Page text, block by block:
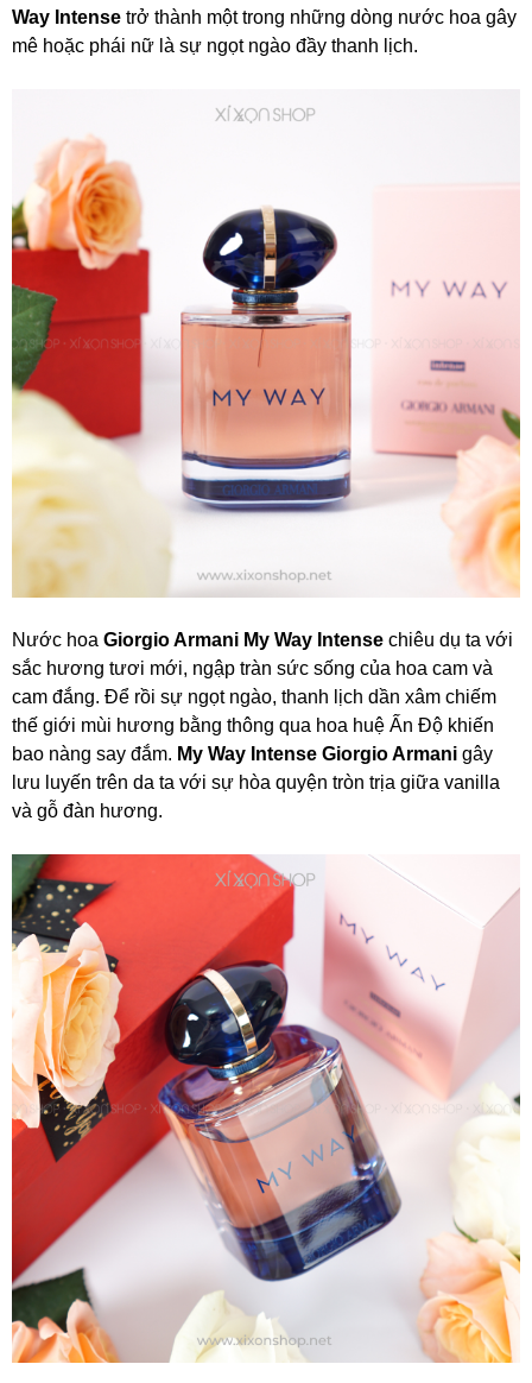
Way Intense trở thành một trong những dòng nước hoa gây
mê hoặc phái nữ là sự ngọt ngào đầy thanh lịch.
Nước hoa Giorgio Armani My Way Intense chiêu dụ ta với
sắc hương tươi mới, ngập tràn sức sống của hoa cam và
cam đắng. Để rồi sự ngọt ngào, thanh lịch dần xâm chiếm
thế giới mùi hương bằng thông qua hoa huệ Ấn Độ khiến
bao nàng say đắm. My Way Intense Giorgio Armani gây
lưu luyến trên da ta với sự hòa quyện tròn trịa giữa vanilla
và gỗ đàn hương.